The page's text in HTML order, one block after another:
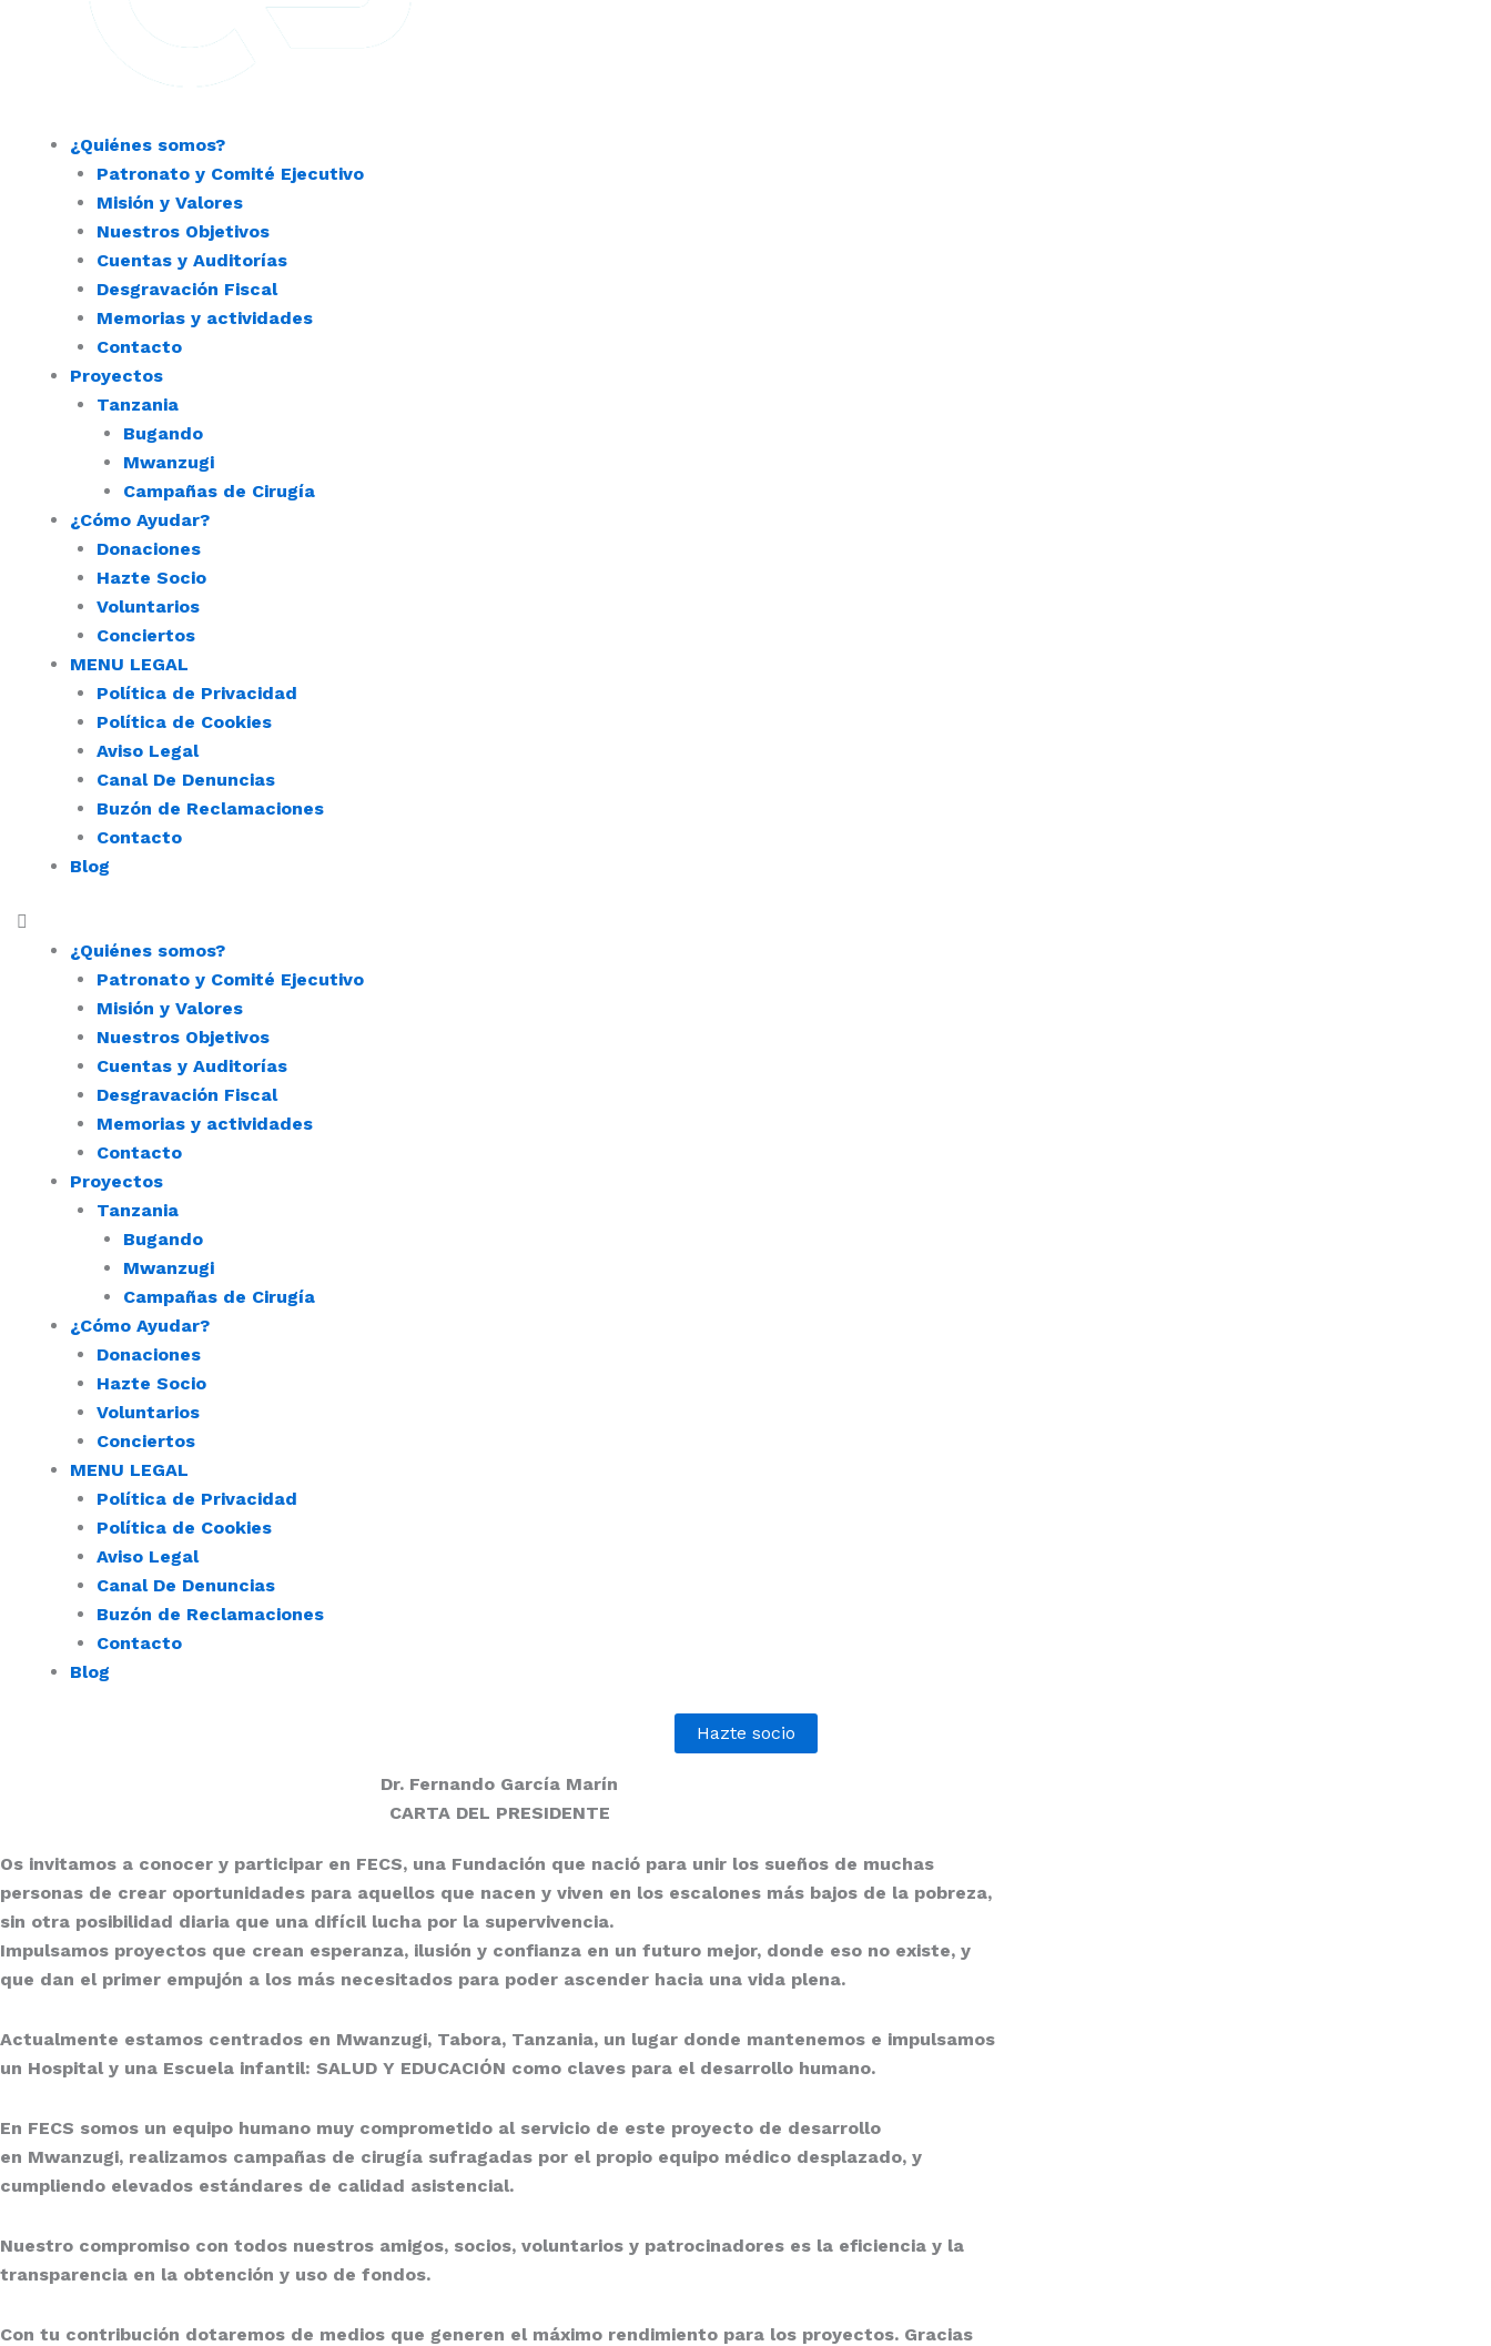
¿Quiénes somos?
Patronato y Comité Ejecutivo
Misión y Valores
Nuestros Objetivos
Cuentas y Auditorías
Desgravación Fiscal
Memorias y actividades
Contacto
Proyectos
Tanzania
Bugando
Mwanzugi
Campañas de Cirugía
¿Cómo Ayudar?
Donaciones
Hazte Socio
Voluntarios
Conciertos
MENU LEGAL
Política de Privacidad
Política de Cookies
Aviso Legal
Canal De Denuncias
Buzón de Reclamaciones
Contacto
Blog
¿Quiénes somos?
Patronato y Comité Ejecutivo
Misión y Valores
Nuestros Objetivos
Cuentas y Auditorías
Desgravación Fiscal
Memorias y actividades
Contacto
Proyectos
Tanzania
Bugando
Mwanzugi
Campañas de Cirugía
¿Cómo Ayudar?
Donaciones
Hazte Socio
Voluntarios
Conciertos
MENU LEGAL
Política de Privacidad
Política de Cookies
Aviso Legal
Canal De Denuncias
Buzón de Reclamaciones
Contacto
Blog
Hazte socio
Dr. Fernando García Marín
CARTA DEL PRESIDENTE
Os invitamos a conocer y participar en FECS, una Fundación que nació para unir los sueños de muchas
personas de crear oportunidades para aquellos que nacen y viven en los escalones más bajos de la pobreza,
sin otra posibilidad diaria que una difícil lucha por la supervivencia.
Impulsamos proyectos que crean esperanza, ilusión y confianza en un futuro mejor, donde eso no existe, y
que dan el primer empujón a los más necesitados para poder ascender hacia una vida plena.
Actualmente estamos centrados en Mwanzugi, Tabora, Tanzania, un lugar donde mantenemos e impulsamos
un Hospital y una Escuela infantil: SALUD Y EDUCACIÓN como claves para el desarrollo humano.
En FECS somos un equipo humano muy comprometido al servicio de este proyecto de desarrollo
en Mwanzugi, realizamos campañas de cirugía sufragadas por el propio equipo médico desplazado, y
cumpliendo elevados estándares de calidad asistencial.
Nuestro compromiso con todos nuestros amigos, socios, voluntarios y patrocinadores es la eficiencia y la
transparencia en la obtención y uso de fondos.
Con tu contribución dotaremos de medios que generen el máximo rendimiento para los proyectos. Gracias